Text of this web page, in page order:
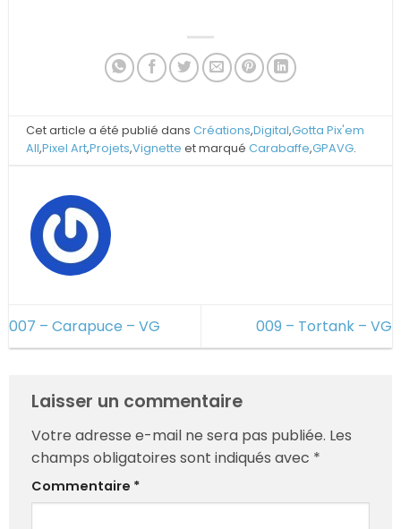
Cet article a été publié dansCréations,Digital,Gotta Pix'em
All,Pixel Art,Projets,Vignette et marquéCarabaffe,GPAVG.
007 – Carapuce – VG 009 – Tortank – VG
Laisser un commentaire
Votre adresse e-mail ne sera pas publiée. Les
champs obligatoires sont indiqués avec *
Commentaire *